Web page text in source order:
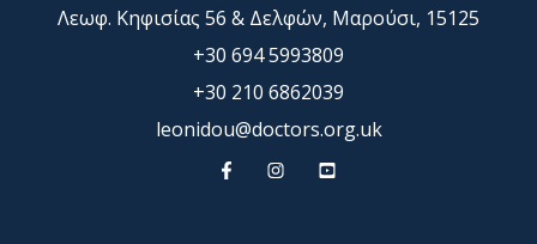
Λεωφ. Κηφισίας 56 & Δελφών, Μαρούσι, 15125
+30 694 5993809
+30 210 6862039
leonidou@doctors.org.uk